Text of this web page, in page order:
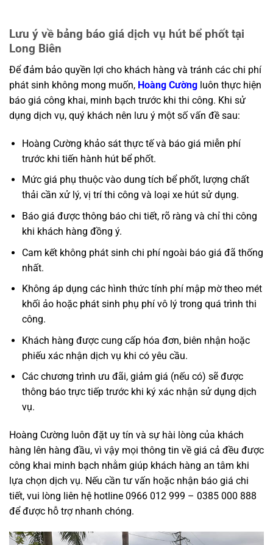
Lưu ý về bảng báo giá dịch vụ hút bể phốt tại
Long Biên
Để đảm bảo quyền lợi cho khách hàng và tránh các chi phí
phát sinh không mong muốn, Hoàng Cường luôn thực hiện
báo giá công khai, minh bạch trước khi thi công. Khi sử
dụng dịch vụ, quý khách nên lưu ý một số vấn đề sau:
Hoàng Cường khảo sát thực tế và báo giá miễn phí
trước khi tiến hành hút bể phốt.
Mức giá phụ thuộc vào dung tích bể phốt, lượng chất
thải cần xử lý, vị trí thi công và loại xe hút sử dụng.
Báo giá được thông báo chi tiết, rõ ràng và chỉ thi công
khi khách hàng đồng ý.
Cam kết không phát sinh chi phí ngoài báo giá đã thống
nhất.
Không áp dụng các hình thức tính phí mập mờ theo mét
khối ảo hoặc phát sinh phụ phí vô lý trong quá trình thi
công.
Khách hàng được cung cấp hóa đơn, biên nhận hoặc
phiếu xác nhận dịch vụ khi có yêu cầu.
Các chương trình ưu đãi, giảm giá (nếu có) sẽ được
thông báo trực tiếp trước khi ký xác nhận sử dụng dịch
vụ.
Hoàng Cường luôn đặt uy tín và sự hài lòng của khách
hàng lên hàng đầu, vì vậy mọi thông tin về giá cả đều được
công khai minh bạch nhằm giúp khách hàng an tâm khi
lựa chọn dịch vụ. Nếu cần tư vấn hoặc nhận báo giá chi
tiết, vui lòng liên hệ hotline 0966 012 999 – 0385 000 888
để được hỗ trợ nhanh chóng.